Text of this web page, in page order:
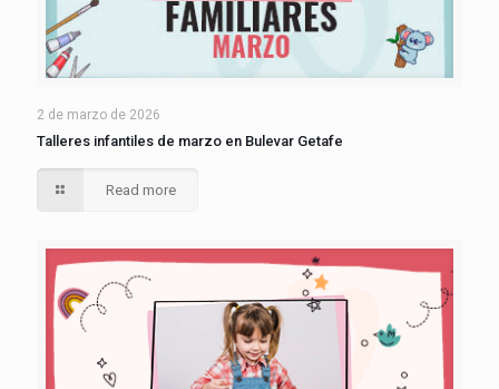
2 de marzo de 2026
Talleres infantiles de marzo en Bulevar Getafe
Read more